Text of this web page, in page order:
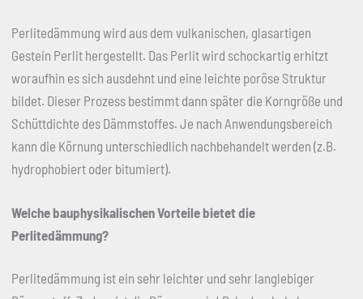
Perlitedämmung wird aus dem vulkanischen, glasartigen
Gestein Perlit hergestellt. Das Perlit wird schockartig erhitzt
woraufhin es sich ausdehnt und eine leichte poröse Struktur
bildet. Dieser Prozess bestimmt dann später die Korngröße und
Schüttdichte des Dämmstoffes. Je nach Anwendungsbereich
kann die Körnung unterschiedlich nachbehandelt werden (z.B.
hydrophobiert oder bitumiert).
Welche bauphysikalischen Vorteile bietet die
Perlitedämmung?
Perlitedämmung ist ein sehr leichter und sehr langlebiger